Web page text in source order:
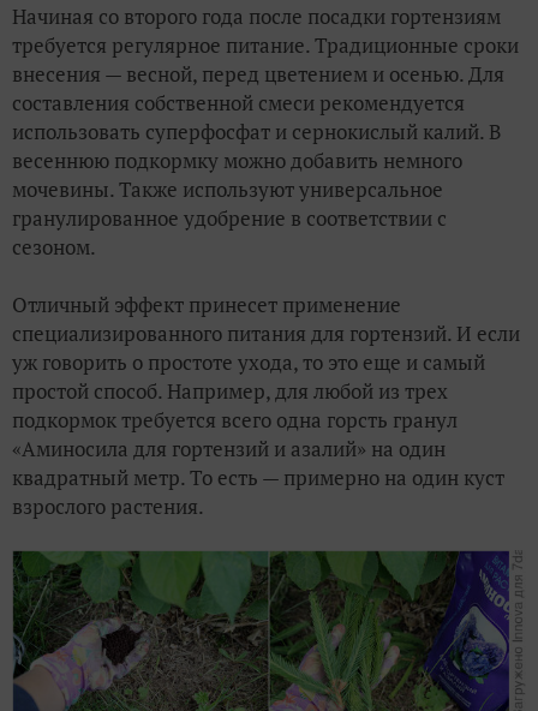
Начиная со второго года после посадки гортензиям
требуется регулярное питание. Традиционные сроки
внесения — весной, перед цветением и осенью. Для
составления собственной смеси рекомендуется
использовать суперфосфат и сернокислый калий. В
весеннюю подкормку можно добавить немного
мочевины. Также используют универсальное
гранулированное удобрение в соответствии с
сезоном.
Отличный эффект принесет применение
специализированного питания для гортензий. И если
уж говорить о простоте ухода, то это еще и самый
простой способ. Например, для любой из трех
подкормок требуется всего одна горсть гранул
«Аминосила для гортензий и азалий» на один
квадратный метр. То есть — примерно на один куст
взрослого растения.